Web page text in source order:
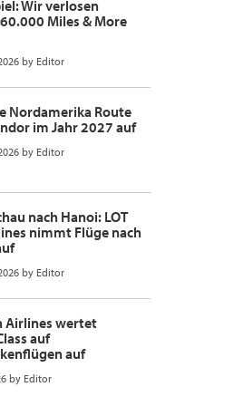
Wir verlosen
Miles & More
by Editor
Nordamerika Route
im Jahr 2027 auf
by Editor
nach Hanoi: LOT
nimmt Flüge nach
by Editor
Airlines wertet
auf
auf
by Editor